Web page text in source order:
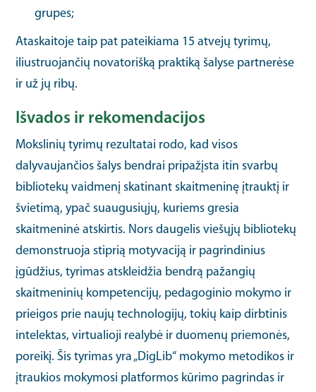
grupes;
Ataskaitoje taip pat pateikiama 15 atvejų tyrimų,
iliustruojančių novatorišką praktiką šalyse partnerėse
ir už jų ribų.
Išvados ir rekomendacijos
Mokslinių tyrimų rezultatai rodo, kad visos
dalyvaujančios šalys bendrai pripažįsta itin svarbų
bibliotekų vaidmenį skatinant skaitmeninę įtrauktį ir
švietimą, ypač suaugusiųjų, kuriems gresia
skaitmeninė atskirtis. Nors daugelis viešųjų bibliotekų
demonstruoja stiprią motyvaciją ir pagrindinius
įgūdžius, tyrimas atskleidžia bendrą pažangių
skaitmeninių kompetencijų, pedagoginio mokymo ir
prieigos prie naujų technologijų, tokių kaip dirbtinis
intelektas, virtualioji realybė ir duomenų priemonės,
poreikį. Šis tyrimas yra „DigLib“ mokymo metodikos ir
įtraukios mokymosi platformos kūrimo pagrindas ir